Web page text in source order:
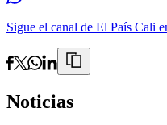
Sigue el canal de El País Cali
Noticias